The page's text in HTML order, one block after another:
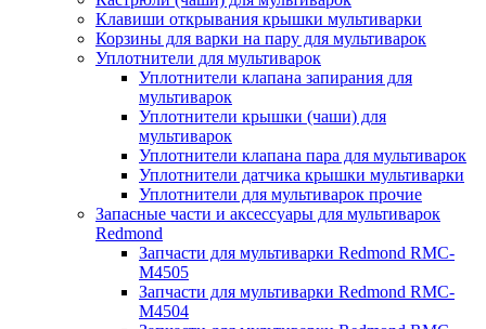
Клавиши открывания крышки мультиварки
Корзины для варки на пару для мультиварок
Уплотнители для мультиварок
Уплотнители клапана запирания для
мультиварок
Уплотнители крышки (чаши) для
мультиварок
Уплотнители клапана пара для мультиварок
Уплотнители датчика крышки мультиварки
Уплотнители для мультиварок прочие
Запасные части и аксессуары для мультиварок
Redmond
Запчасти для мультиварки Redmond RMC-
M4505
Запчасти для мультиварки Redmond RMC-
M4504